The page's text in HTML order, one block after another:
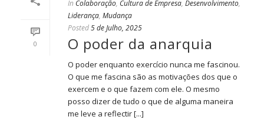
0
In Colaboração, Cultura de Empresa, Desenvolvimento,
Liderança, Mudança
Posted5 de Julho, 2025
O poder da anarquia
O poder enquanto exercício nunca me fascinou.
O que me fascina são as motivações dos que o
exercem e o que fazem com ele. O mesmo
posso dizer de tudo o que de alguma maneira
me leve a reflectir [...]